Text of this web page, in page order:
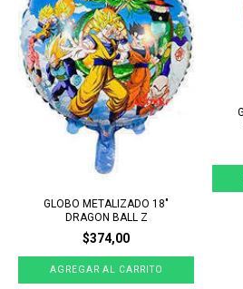
GLOBO METALIZADO 18"
DRAGON BALL Z
$374,00